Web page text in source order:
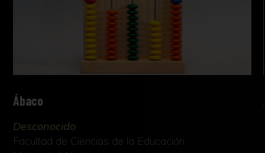
Ábaco
Desconocido
Facultad de Ciencias de la Educación